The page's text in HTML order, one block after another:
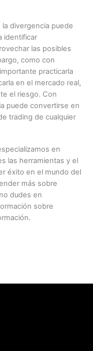
divergencia puede
identificar
las posibles
como con
practicarla
en el mercado real,
el riesgo. Con
puede convertirse en
trading de cualquier
en
las herramientas y el
éxito en el mundo del
más sobre
dudes en
sobre